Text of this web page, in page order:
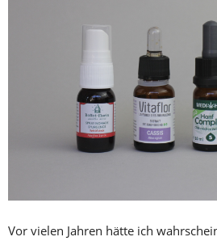
Vor vielen Jahren hätte ich